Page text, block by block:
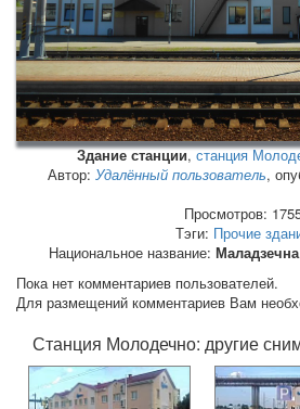
Здание станции,станция
Автор: Удалённый пользователь,
Просмотров:
Тэги: Прочие
Национальное название: Маладзечна
Пока нет комментариев пользователей.
Для размещений комментариев Вам
Станция Молодечно: другие